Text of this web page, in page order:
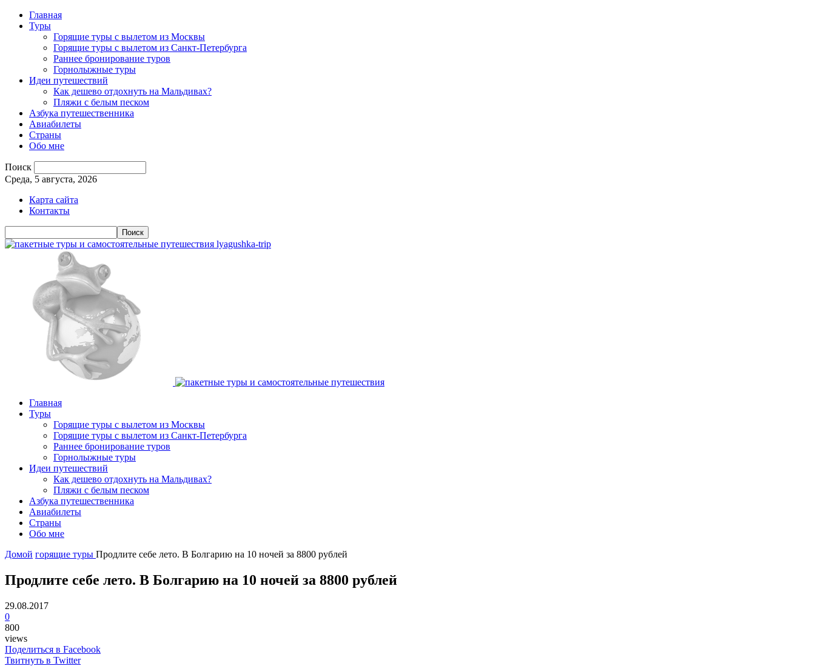
Главная
Туры
Горящие туры с вылетом из Москвы
Горящие туры с вылетом из Санкт-Петербурга
Раннее бронирование туров
Горнолыжные туры
Идеи путешествий
Как дешево отдохнуть на Мальдивах?
Пляжи с белым песком
Азбука путешественника
Авиабилеты
Страны
Обо мне
Поиск
Среда, 5 августа, 2026
Карта сайта
Контакты
lyagushka-trip
Главная
Туры
Горящие туры с вылетом из Москвы
Горящие туры с вылетом из Санкт-Петербурга
Раннее бронирование туров
Горнолыжные туры
Идеи путешествий
Как дешево отдохнуть на Мальдивах?
Пляжи с белым песком
Азбука путешественника
Авиабилеты
Страны
Обо мне
Домой горящие туры Продлите себе лето. В Болгарию на 10 ночей за 8800 рублей
Продлите себе лето. В Болгарию на 10 ночей за 8800 рублей
29.08.2017
0
800
views
Поделиться в Facebook
Твитнуть в Twitter